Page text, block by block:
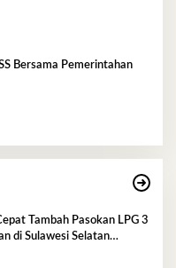
Bersama Pemerintahan
Tambah Pasokan LPG 3
di Sulawesi Selatan